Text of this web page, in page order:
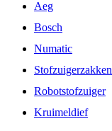
Aeg
Bosch
Numatic
Stofzuigerzakken
Robotstofzuiger
Kruimeldief